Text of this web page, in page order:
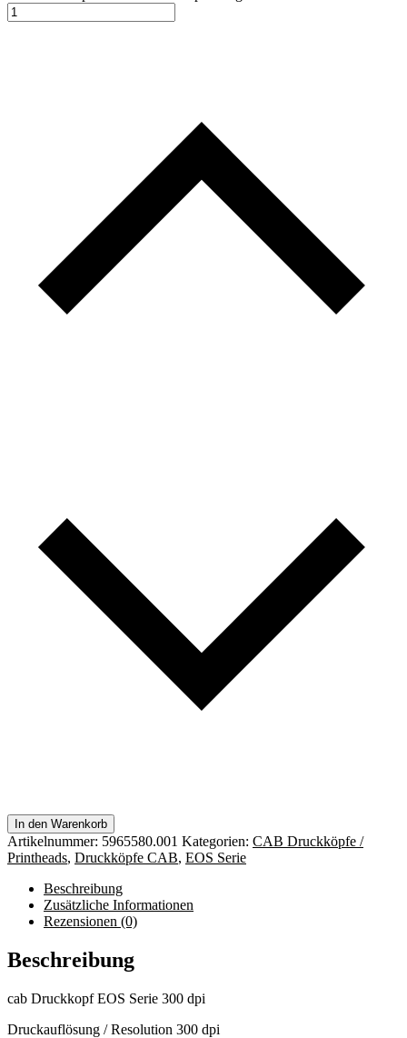
In den Warenkorb
Artikelnummer: 5965580.001 Kategorien: CAB Druckköpfe /
Printheads, Druckköpfe CAB, EOS Serie
Beschreibung
Zusätzliche Informationen
Rezensionen (0)
Beschreibung
cab Druckkopf EOS Serie 300 dpi
Druckauflösung / Resolution 300 dpi